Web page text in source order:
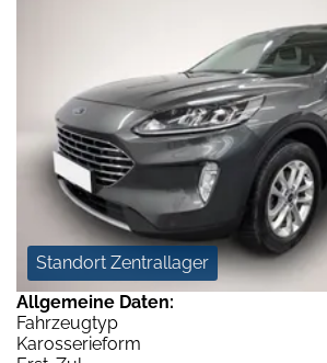
Standort Zentrallager
Allgemeine Daten:
Fahrzeugtyp
Karosserieform